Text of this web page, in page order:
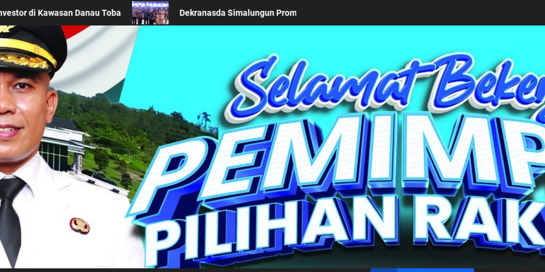
Wastra Khas Daerah di Acara BTN Indonesia Fashion Week 2026
Simalungun